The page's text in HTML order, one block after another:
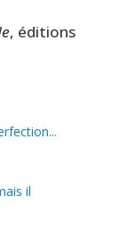
, édi­tions
il